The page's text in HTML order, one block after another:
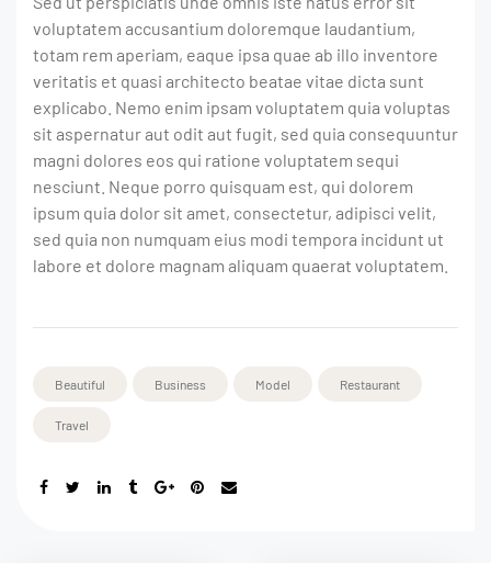
voluptatem accusantium doloremque laudantium,
totam rem aperiam, eaque ipsa quae ab illo inventore
veritatis et quasi architecto beatae vitae dicta sunt
explicabo. Nemo enim ipsam voluptatem quia voluptas
sit aspernatur aut odit aut fugit, sed quia consequuntur
magni dolores eos qui ratione voluptatem sequi
nesciunt. Neque porro quisquam est, qui dolorem
ipsum quia dolor sit amet, consectetur, adipisci velit,
sed quia non numquam eius modi tempora incidunt ut
labore et dolore magnam aliquam quaerat voluptatem.
Beautiful Business Model Restaurant
Travel